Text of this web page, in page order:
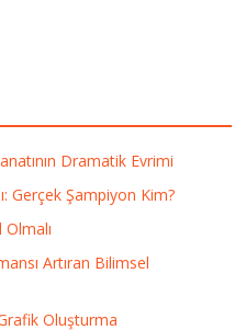
Dramatik Evrimi
Gerçek Şampiyon Kim?
Artıran Bilimsel
Oluşturma